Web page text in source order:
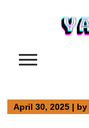
April 30, 2025 | by